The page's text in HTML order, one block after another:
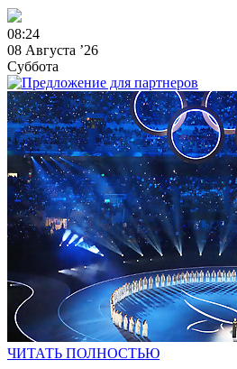
08:24
08 Августа ’26
Суббота
ЧИТАТЬ ПОЛНОСТЬЮ